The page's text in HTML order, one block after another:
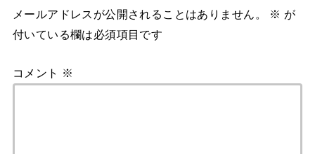
メールアドレスが公開されることはありません。 ※ が
付いている欄は必須項目です
コメント ※